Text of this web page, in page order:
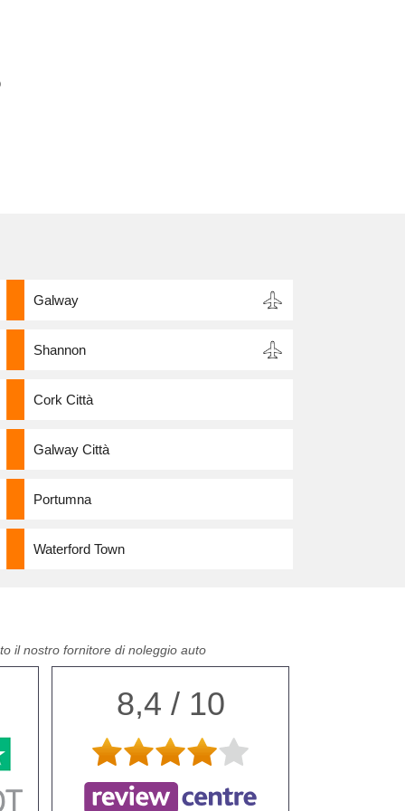
Galway
Shannon
Cork Città
Galway Città
Portumna
Waterford Town
il nostro fornitore di noleggio auto
8,4 / 10